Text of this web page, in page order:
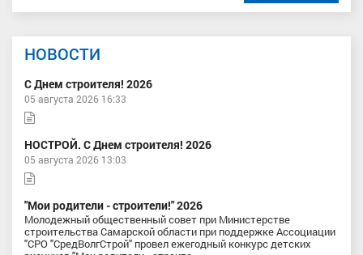
НОВОСТИ
С Днем строителя! 2026
05 августа 2026 16:33
НОСТРОЙ. С Днем строителя! 2026
05 августа 2026 13:03
"Мои родители - строители!" 2026
Молодежный общественный совет при Министерстве
строительства Самарской области при поддержке Ассоциации
"СРО "СредВолгСтрой" провел ежегодный конкурс детских